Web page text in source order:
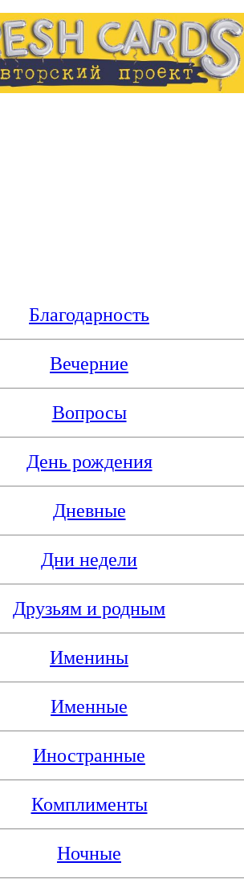
Благодарность
Вечерние
Вопросы
День рождения
Дневные
Дни недели
Друзьям и родным
Именины
Именные
Иностранные
Комплименты
Ночные